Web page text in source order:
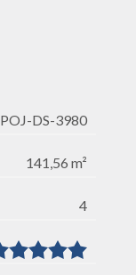
POJ-DS-3980
141,56 m²
4